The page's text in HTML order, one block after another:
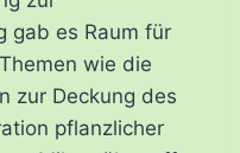
gab es Raum für
wie die
zur Deckung des
pflanzlicher